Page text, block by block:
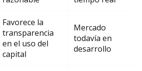
Favorece la
transparencia
en el uso del
capital
Mercado
todavía en
desarrollo